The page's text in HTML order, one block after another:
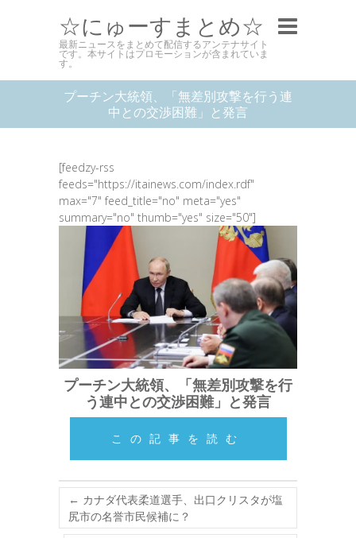
☆にゅーすまとめ☆
最新ニュースをまとめて配信するアンテナサイト
です。本サイトはプロモーションが含まれていま
す。
プーチン大統領、「無差別攻撃を行う連
中との交渉困難」と発言
[feedzy-rss
feeds="https://itainews.com/index.rdf"
max="7" feed_title="no" meta="yes"
summary="no" thumb="yes" size="50"]
プーチン大統領、「無差別攻撃を行
う連中との交渉困難」と発言
この記事を読む
← カナダ代表柔道選手、出口クリスタが塩
尻市の名誉市民候補に？